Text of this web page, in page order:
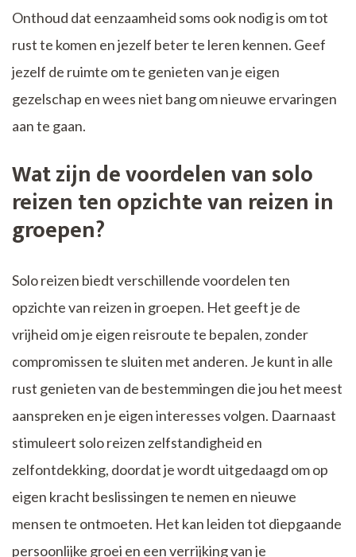
Onthoud dat eenzaamheid soms ook nodig is om tot
rust te komen en jezelf beter te leren kennen. Geef
jezelf de ruimte om te genieten van je eigen
gezelschap en wees niet bang om nieuwe ervaringen
aan te gaan.
Wat zijn de voordelen van solo
reizen ten opzichte van reizen in
groepen?
Solo reizen biedt verschillende voordelen ten
opzichte van reizen in groepen. Het geeft je de
vrijheid om je eigen reisroute te bepalen, zonder
compromissen te sluiten met anderen. Je kunt in alle
rust genieten van de bestemmingen die jou het meest
aanspreken en je eigen interesses volgen. Daarnaast
stimuleert solo reizen zelfstandigheid en
zelfontdekking, doordat je wordt uitgedaagd om op
eigen kracht beslissingen te nemen en nieuwe
mensen te ontmoeten. Het kan leiden tot diepgaande
persoonlijke groei en een verrijking van je